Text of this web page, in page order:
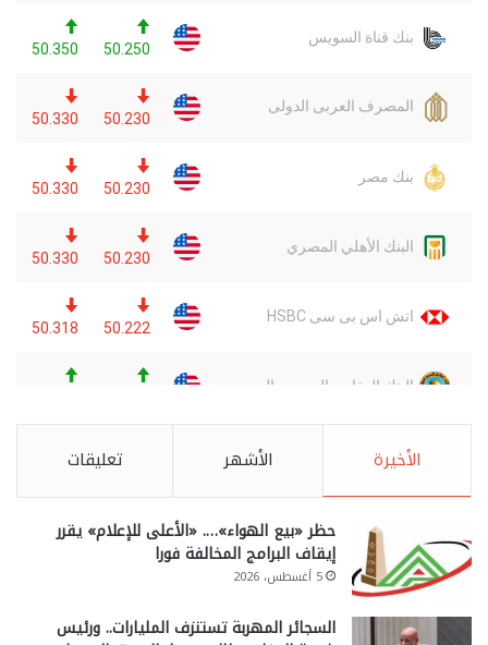
الأخيرة الأشهر تعليقات
حظر «بيع الهواء»…. «الأعلى للإعلام» يقرر
إيقاف البرامج المخالفة فورا
5 أغسطس، 2026
السجائر المهربة تستنزف المليارات.. ورئيس